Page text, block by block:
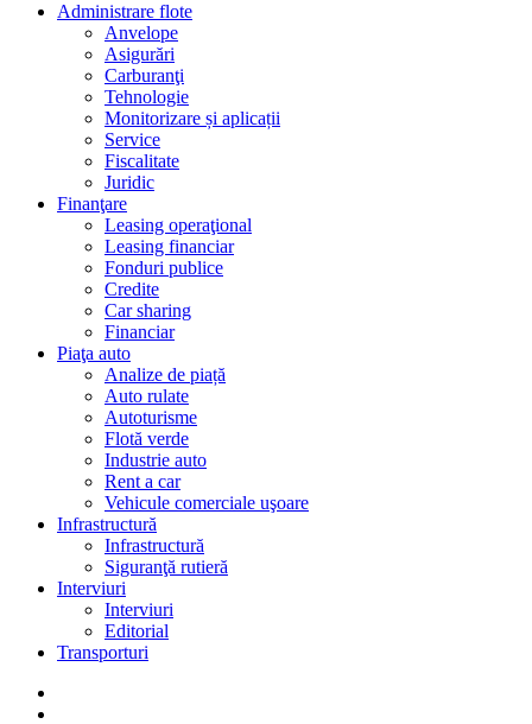
Administrare flote
Anvelope
Asigurări
Carburanţi
Tehnologie
Monitorizare și aplicații
Service
Fiscalitate
Juridic
Finanţare
Leasing operaţional
Leasing financiar
Fonduri publice
Credite
Car sharing
Financiar
Piaţa auto
Analize de piață
Auto rulate
Autoturisme
Flotă verde
Industrie auto
Rent a car
Vehicule comerciale uşoare
Infrastructură
Infrastructură
Siguranţă rutieră
Interviuri
Interviuri
Editorial
Transporturi